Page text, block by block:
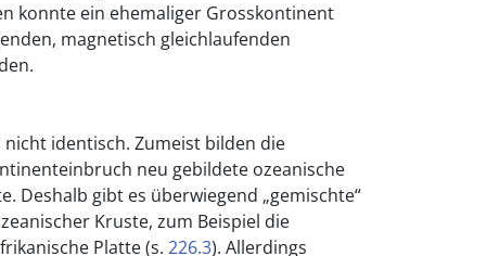
konnte ein ehemaliger Grosskontinent
magnetisch gleichlaufenden
identisch. Zumeist bilden die
neu gebildete ozeanische
Deshalb gibt es überwiegend „gemischte“
Kruste, zum Beispiel die
Platte (s. 226.3). Allerdings